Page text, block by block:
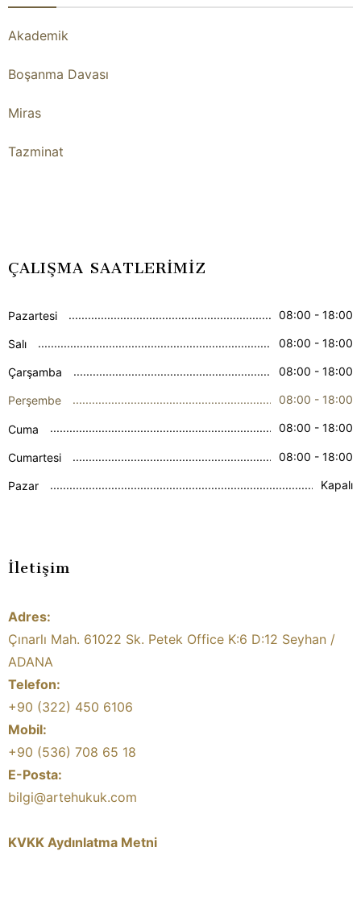
Akademik
Boşanma Davası
Miras
Tazminat
ÇALIŞMA SAATLERİMİZ
Pazartesi 08:00 - 18:00
Salı 08:00 - 18:00
Çarşamba 08:00 - 18:00
Perşembe 08:00 - 18:00
Cuma 08:00 - 18:00
Cumartesi 08:00 - 18:00
Pazar Kapalı
İletişim
Adres:
Çınarlı Mah. 61022 Sk. Petek Office K:6 D:12 Seyhan /
ADANA
Telefon:
+90 (322) 450 6106
Mobil:
+90 (536) 708 65 18
E-Posta:
bilgi@artehukuk.com
KVKK Aydınlatma Metni